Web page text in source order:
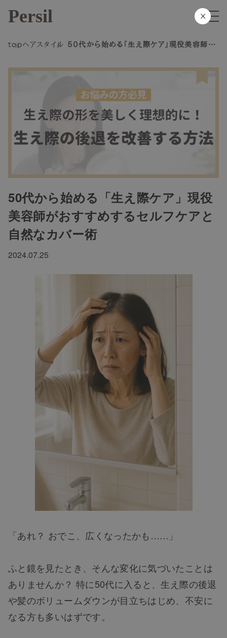
Persil
topヘアスタイル
50代から始める「生え際ケア」現役美容師が
50代から始める「生え際ケア」現役
美容師がおすすめするセルフケアと
自然なカバー術
2024.07.25
「あれ？ おでこ、広くなったかも……」
ふと鏡を見たとき、そんな変化に気づいたことは
ありませんか？ 特に50代に入ると、生え際の後退
や髪のボリュームダウンが目立ちはじめ、不安に
なる方も多いはずです。
×